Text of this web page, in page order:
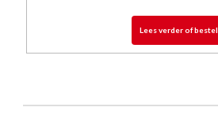
Lees verder of bestel